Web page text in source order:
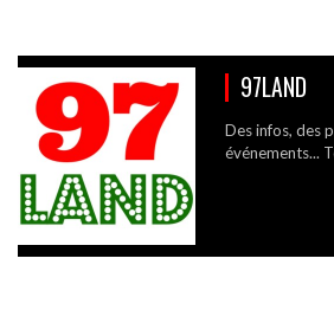
97LAND
Des infos, des
événements...